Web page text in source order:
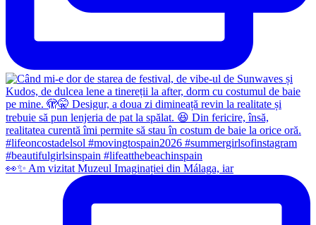
👀✨️ Am vizitat Muzeul Imaginației din Málaga, iar